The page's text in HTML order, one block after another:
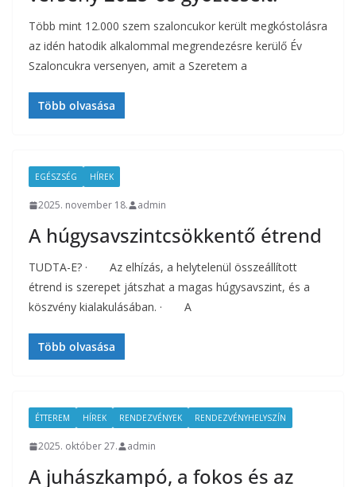
Több mint 12.000 szem szaloncukor került megkóstolásra
az idén hatodik alkalommal megrendezésre kerülő Év
Szaloncukra versenyen, amit a Szeretem a
Több olvasása
EGÉSZSÉG HÍREK
2025. november 18. admin
A húgysavszintcsökkentő étrend
TUDTA-E? · Az elhízás, a helytelenül összeállított
étrend is szerepet játszhat a magas húgysavszint, és a
köszvény kialakulásában. · A
Több olvasása
ÉTTEREM HÍREK RENDEZVÉNYEK RENDEZVÉNYHELYSZÍN
2025. október 27. admin
A juhászkampó, a fokos és az